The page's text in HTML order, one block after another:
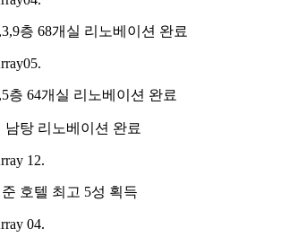
층 68개실 리노베이션 완료
05.
층 64개실 리노베이션 완료
남탕 리노베이션 완료
12.
호텔 최고 5성 획득
04.